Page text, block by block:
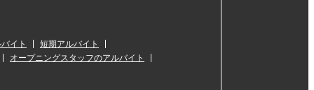
イト
短期アルバイト
オープニングスタッフのアルバイト